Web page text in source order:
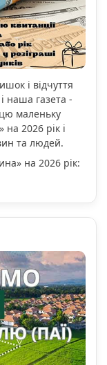
і відчуття
наша газета -
маленьку
2026 рік і
та людей.
на 2026 рік: